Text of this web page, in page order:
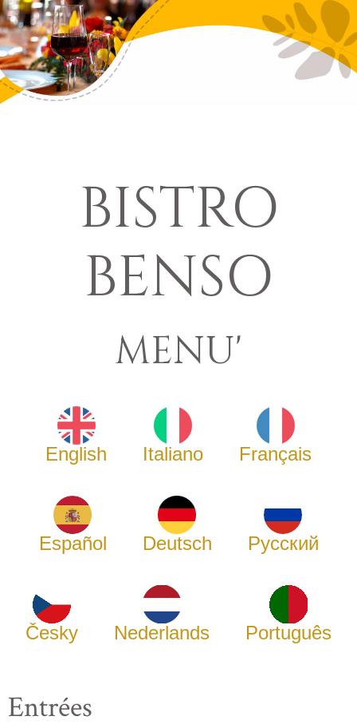
BISTRO
BENSO
MENU'
English Italiano Français
Español Deutsch Русский
Česky Nederlands Português
Entrées